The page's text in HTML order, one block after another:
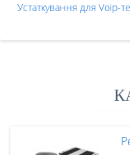
Устаткування для Voip-